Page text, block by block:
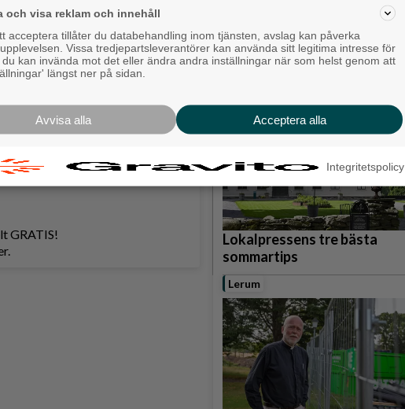
blev det brons, och medspelaren
ska delta i senior-SM i Umeå.
april.
GRATIS!
Mållöst i det allsvenska
toppmötet
Lokalpressens tre bästa
sommartips
Lerum
och visa reklam och innehåll
acceptera tillåter du databehandling inom tjänsten, avslag kan påverka
Vissa tredjepartsleverantörer kan använda sitt legitima intresse för
kan invända mot det eller ändra andra inställningar när som helst genom att
längst ner på sidan.
Acceptera alla
Avvisa alla
Integritetspolicy